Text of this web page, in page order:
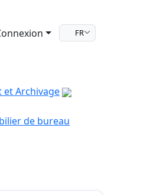
FR
et Archivage
de bureau